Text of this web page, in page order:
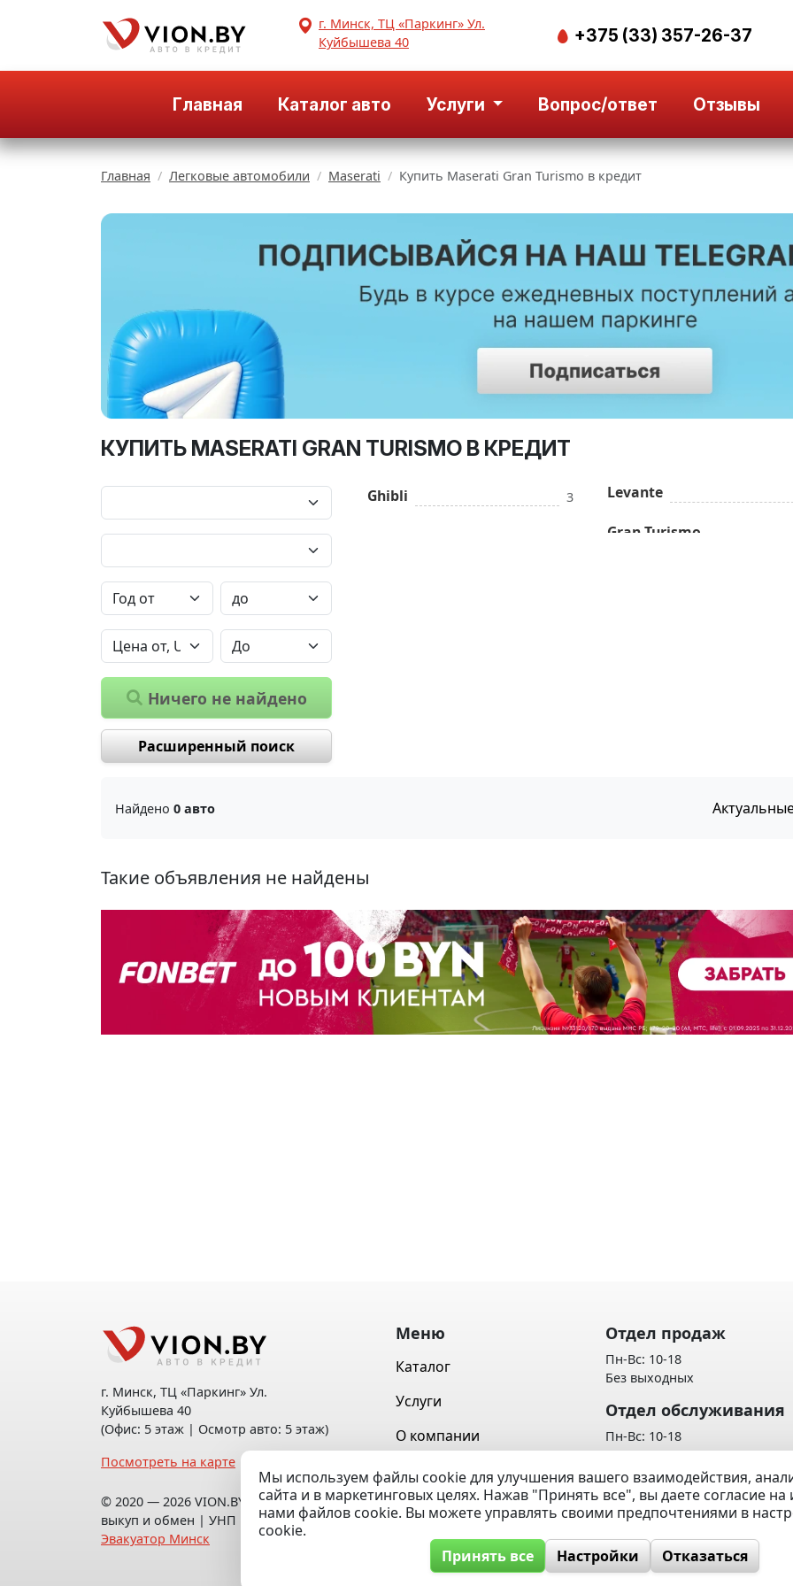
г. Минск, ТЦ «Паркинг» Ул.
Куйбышева 40
+375 (33) 357-26-37
Главная Каталог авто Услуги Вопрос/ответ Отзывы
Главная Легковые автомобили Maserati Купить Maserati Gran Turismo в кредит
КУПИТЬ MASERATI GRAN TURISMO В КРЕДИТ
Ничего не найдено
Расширенный поиск
Ghibli 3 Levante
Gran Turismo
Найдено 0 авто
Такие объявления не найдены
г. Минск, ТЦ «Паркинг» Ул.
Куйбышева 40
(Офис: 5 этаж | Осмотр авто: 5 этаж)
Посмотреть на карте
© 2020 — 2026 VION.BY — Продажа,
выкуп и обмен | УНП 192961100 |
Эвакуатор Минск
Меню
Каталог
Услуги
О компании
Контакты
Вопрос / Ответ
Отдел продаж
Пн-Вс: 10-18
Без выходных
Отдел обслуживания
Пн-Вс: 10-18
Без выходных
Политика обработки
данных
Мы используем файлы cookie для улучшения вашего взаимодействия,
сайта и в маркетинговых целях. Нажав "Принять все", вы даете согласие
нами файлов cookie. Вы можете управлять своими предпочтениями в
cookie.
Принять все
Настройки Отказаться